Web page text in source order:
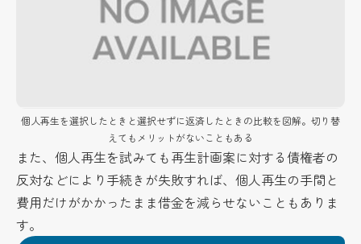
個人再生を選択したときと選択せずに返済したときの比較を図解。切り替
えてもメリットがないこともある
また、個人再生を試みても再生計画案に対する債権者の
反対などにより手続きが失敗すれば、個人再生の手間と
費用だけがかかったまま借金を減らせないこともありま
す。